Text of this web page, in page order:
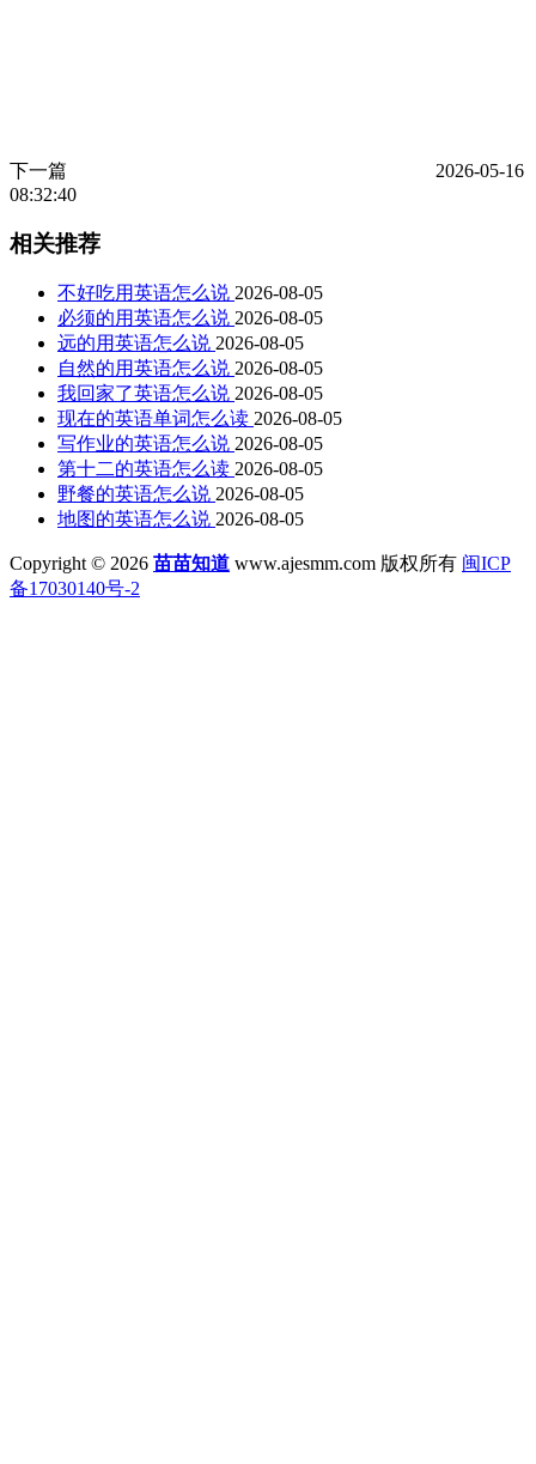
下一篇
2026-05-16
08:32:40
相关推荐
不好吃用英语怎么说 2026-08-05
必须的用英语怎么说 2026-08-05
远的用英语怎么说 2026-08-05
自然的用英语怎么说 2026-08-05
我回家了英语怎么说 2026-08-05
现在的英语单词怎么读 2026-08-05
写作业的英语怎么说 2026-08-05
第十二的英语怎么读 2026-08-05
野餐的英语怎么说 2026-08-05
地图的英语怎么说 2026-08-05
Copyright © 2026 苗苗知道 www.ajesmm.com 版权所有 闽ICP
备17030140号-2